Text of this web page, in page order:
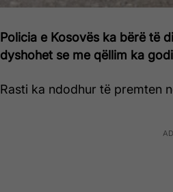
Policia e Kosovës ka bërë të
dyshohet se me qëllim ka
Rasti ka ndodhur të premten